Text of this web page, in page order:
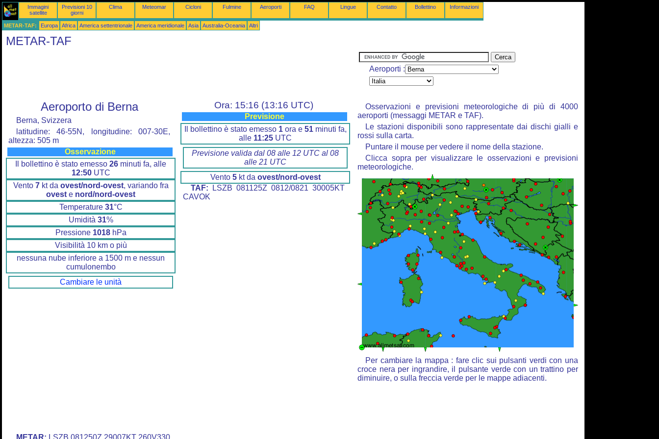
Immagini
satellite
Previsioni 10
giorni
Clima Meteomar Cicloni Fulmine Aeroporti FAQ Lingue Contatto Bollettino Informazioni
METAR-TAF: Europa Africa America settentrionale America meridionale Asia Australia-Oceania Altri
METAR-TAF
Aeroporti :
Aeroporto di Berna
Berna, Svizzera
latitudine: 46-55N, longitudine: 007-30E,
altezza: 505 m
Osservazione
Il bollettino è stato emesso 26 minuti fa, alle
12:50UTC
Vento 7kt da ovest/nord-ovest, variando fra
ovest e nord/nord-ovest
Temperature 31°C
Umidità 31%
Pressione 1018hPa
Visibilità 10 km o più
nessuna nube inferiore a 1500 m e nessun
cumulonembo
Cambiare le unità
Ora: 15:16 (13:16 UTC)
Previsione
Il bollettino è stato emesso 1ora e 51minuti fa,
alle 11:25 UTC
Previsione valida dal 08 alle 12 UTC al 08
alle 21 UTC
Vento 5kt da ovest/nord-ovest
TAF: LSZB 081125Z 0812/0821 30005KT
CAVOK
Osservazioni e previsioni meteorologiche di più di 4000
aeroporti (messaggi METAR e TAF).
Le stazioni disponibili sono rappresentate dai dischi gialli e
rossi sulla carta.
Puntare il mouse per vedere il nome della stazione.
Clicca sopra per visualizzare le osservazioni e previsioni
meteorologiche.
Per cambiare la mappa : fare clic sui pulsanti verdi con una
croce nera per ingrandire, il pulsante verde con un trattino per
diminuire, o sulla freccia verde per le mappe adiacenti.